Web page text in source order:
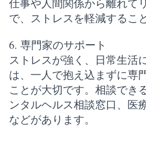
仕事や人間関係から離れて
で、ストレスを軽減するこ
6. 専門家のサポート
ストレスが強く、日常生活
は、一人で抱え込まずに専
ことが大切です。相談でき
ンタルヘルス相談窓口、医
などがあります。